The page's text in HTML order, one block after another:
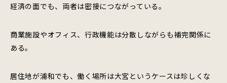
経済の面でも、両者は密接につながっている。
商業施設やオフィス、行政機能は分散しながらも補完関係に
ある。
居住地が浦和でも、働く場所は大宮というケースは珍しくな